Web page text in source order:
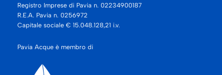
Registro Imprese di Pavia n. 02234900187
R.E.A. Pavia n. 0256972
Capitale sociale € 15.048.128,21 i.v.
Pavia Acque è membro di